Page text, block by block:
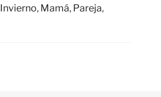
Invierno, Mamá, Pareja,